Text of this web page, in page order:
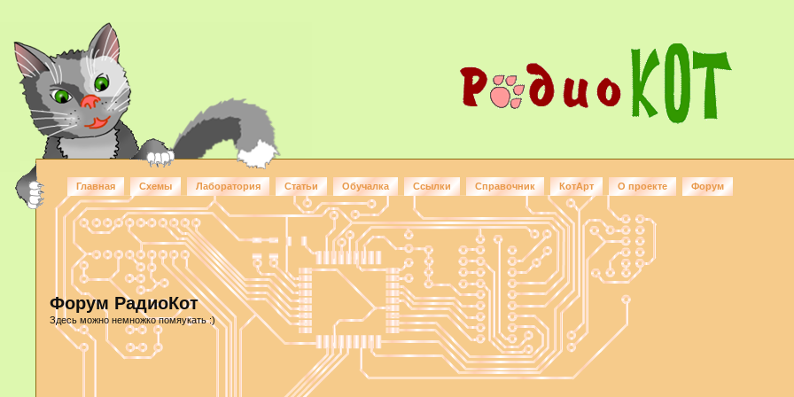
Главная Схемы Лаборатория Статьи Обучалка Ссылки Справочник КотАрт О проекте Форум
Форум РадиоКот
Здесь можно немножко помяукать :)